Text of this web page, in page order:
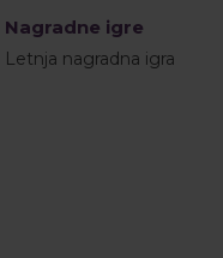
Nagradne igre
Letnja nagradna igra